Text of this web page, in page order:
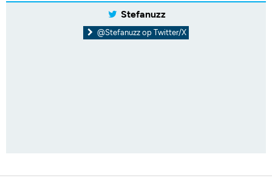
Stefanuzz
@Stefanuzz op Twitter/X